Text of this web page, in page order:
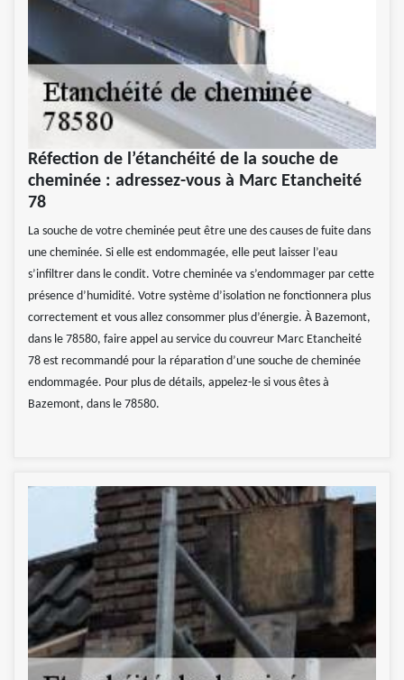
Réfection de l’étanchéité de la souche de
cheminée : adressez-vous à Marc Etancheité
78
La souche de votre cheminée peut être une des causes de fuite dans
une cheminée. Si elle est endommagée, elle peut laisser l’eau
s’infiltrer dans le condit. Votre cheminée va s’endommager par cette
présence d’humidité. Votre système d’isolation ne fonctionnera plus
correctement et vous allez consommer plus d’énergie. À Bazemont,
dans le 78580, faire appel au service du couvreur Marc Etancheité
78 est recommandé pour la réparation d’une souche de cheminée
endommagée. Pour plus de détails, appelez-le si vous êtes à
Bazemont, dans le 78580.